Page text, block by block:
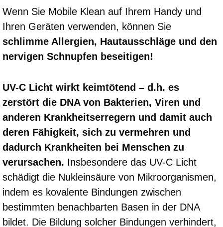
Wenn Sie Mobile Klean auf Ihrem Handy und
Ihren Geräten verwenden, können Sie
schlimme Allergien, Hautausschläge und den
nervigen Schnupfen beseitigen!
UV-C Licht wirkt keimtötend – d.h. es
zerstört die DNA von Bakterien, Viren und
anderen Krankheitserregern und damit auch
deren Fähigkeit, sich zu vermehren und
dadurch Krankheiten bei Menschen zu
verursachen. Insbesondere das UV-C Licht
schädigt die Nukleinsäure von Mikroorganismen,
indem es kovalente Bindungen zwischen
bestimmten benachbarten Basen in der DNA
bildet. Die Bildung solcher Bindungen verhindert,